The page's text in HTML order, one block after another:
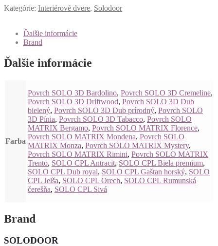
Kategórie: Interiérové dvere, Solodoor
Ďalšie informácie
Brand
Ďalšie informácie
Farba
Povrch SOLO 3D Bardolino, Povrch SOLO 3D Cremeline,
Povrch SOLO 3D Driftwood, Povrch SOLO 3D Dub
bielený, Povrch SOLO 3D Dub prírodný, Povrch SOLO
3D Pínia, Povrch SOLO 3D Tabacco, Povrch SOLO
MATRIX Bergamo, Povrch SOLO MATRIX Florence,
Povrch SOLO MATRIX Mondena, Povrch SOLO
MATRIX Monza, Povrch SOLO MATRIX Mystery,
Povrch SOLO MATRIX Rimini, Povrch SOLO MATRIX
Trento, SOLO CPL Antracit, SOLO CPL Biela premium,
SOLO CPL Dub royal, SOLO CPL Gaštan horský, SOLO
CPL Jelša, SOLO CPL Orech, SOLO CPL Rumunská
čerešňa, SOLO CPL Sivá
Brand
SOLODOOR